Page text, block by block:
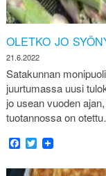
OLETKO JO
21.6.2022
Satakunnan
juurtumassa uusi
jo usean vuoden
tuotannossa on
Facebook
Twitter